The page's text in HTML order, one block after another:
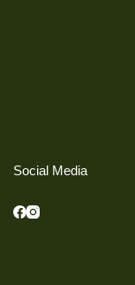
Social Media